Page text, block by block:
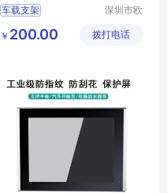
车载支架
工控电脑支架
深圳市欧
有限公司
￥ 200.00 拨打电话